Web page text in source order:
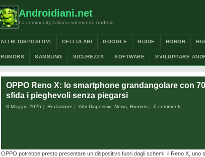
Androidiani.net
La community italiana sul mondo Android
ALTRI DISPOSITIVI CELLULARI GOOGLE GUIDE HONOR
RUMORS SAMSUNG SICUREZZA SOFTWARE SVILUPPARE
OPPO Reno X: lo smartphone grandangolare con
sfida i pieghevoli senza piegarsi
8 Maggio 2026 Redazione Altri Dispositivi News Rumors 0 commenti
OPPO potrebbe presto presentare un dispositivo fuori dagli schemi: il Reno X,